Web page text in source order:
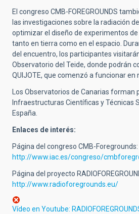
El congreso CMB-FOREGROUNDS
las investigaciones sobre la radiación
optimizar el diseño de experimentos
tanto en tierra como en el espacio.
del encuentro, los participantes
Observatorio del Teide, donde podrán
QUIJOTE, que comenzó a funcionar en
Los Observatorios de Canarias forman
Infraestructuras Científicas y Técnicas
España.
Enlaces de interés:
Página del congreso CMB-Foregrounds:
http://www.iac.es/congreso/
Página del proyecto
http://www.radioforegrounds.eu/
Vídeo en Youtube: